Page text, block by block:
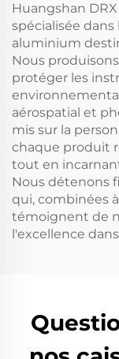
Huangshan
spécialisée dans
aluminium
Nous
protéger les
aérospatial et
mis sur la
chaque produit
tout en
Nous détenons
qui, combinées
témoignent de
l'excellence